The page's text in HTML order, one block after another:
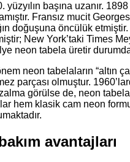
başına uzanır.
Fransız mucit
doğuşuna öncülük
New York’taki Times
neon tabela üretir
neon tabelaların “altın
parçası olmuştur.
görülse de, neon
hem klasik cam neon
avantajları